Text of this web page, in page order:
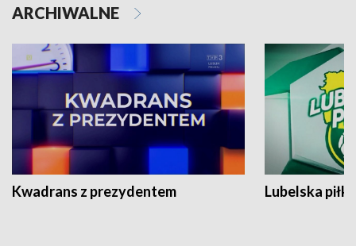
ARCHIWALNE
Kwadrans z prezydentem Lubelska piłka